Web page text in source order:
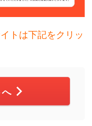
トは下記をクリッ